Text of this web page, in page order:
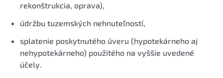
rekonštrukcia, oprava),
údržbu tuzemských nehnuteľností,
splatenie poskytnutého úveru (hypotekárneho aj
nehypotekárneho) použitého na vyššie uvedené
účely.